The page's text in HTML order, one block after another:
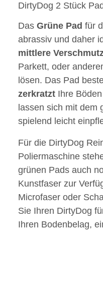
DirtyDog 2 Stück
Das Grüne Pad für
abrassiv und daher
mittlere
Parkett, oder
lösen. Das Pad
zerkratzt Ihre Böden
lassen sich mit dem
spielend leicht
Für die DirtyDog
Poliermaschine
grünen Pads auch
Kunstfaser zur
Microfaser oder
Sie Ihren DirtyDog
Ihren Bodenbelag,